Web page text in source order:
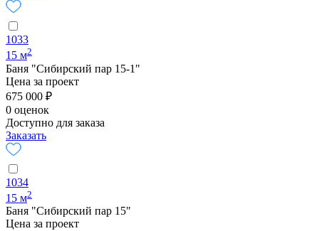
1033
15 м2
Баня "Сибирский пар 15-1"
Цена за проект
675 000 ₽
0 оценок
Доступно для заказа
Заказать
1034
15 м2
Баня "Сибирский пар 15"
Цена за проект